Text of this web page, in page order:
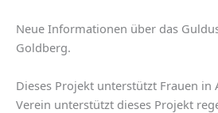
Neue Informationen über das
Goldberg.
Dieses Projekt unterstützt Frauen in
Verein unterstützt dieses Projekt